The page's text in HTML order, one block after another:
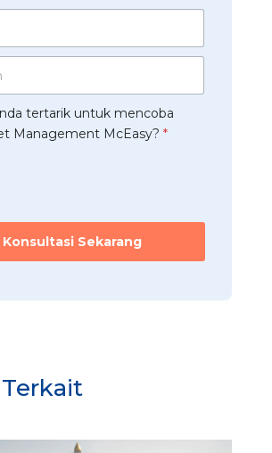
tertarik untuk mencoba
Management McEasy? *
Konsultasi Sekarang